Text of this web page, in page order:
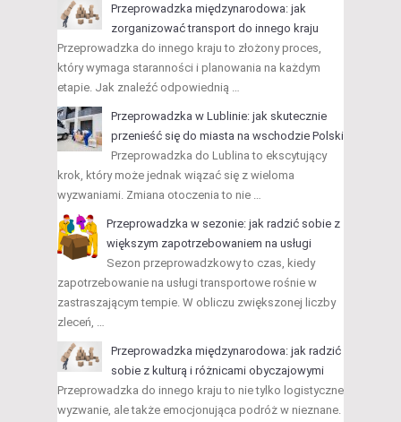
Przeprowadzka międzynarodowa: jak
zorganizować transport do innego kraju
Przeprowadzka do innego kraju to złożony proces,
który wymaga staranności i planowania na każdym
etapie. Jak znaleźć odpowiednią …
Przeprowadzka w Lublinie: jak skutecznie
przenieść się do miasta na wschodzie Polski
Przeprowadzka do Lublina to ekscytujący
krok, który może jednak wiązać się z wieloma
wyzwaniami. Zmiana otoczenia to nie …
Przeprowadzka w sezonie: jak radzić sobie z
większym zapotrzebowaniem na usługi
Sezon przeprowadzkowy to czas, kiedy
zapotrzebowanie na usługi transportowe rośnie w
zastraszającym tempie. W obliczu zwiększonej liczby
zleceń, …
Przeprowadzka międzynarodowa: jak radzić
sobie z kulturą i różnicami obyczajowymi
Przeprowadzka do innego kraju to nie tylko logistyczne
wyzwanie, ale także emocjonująca podróż w nieznane.